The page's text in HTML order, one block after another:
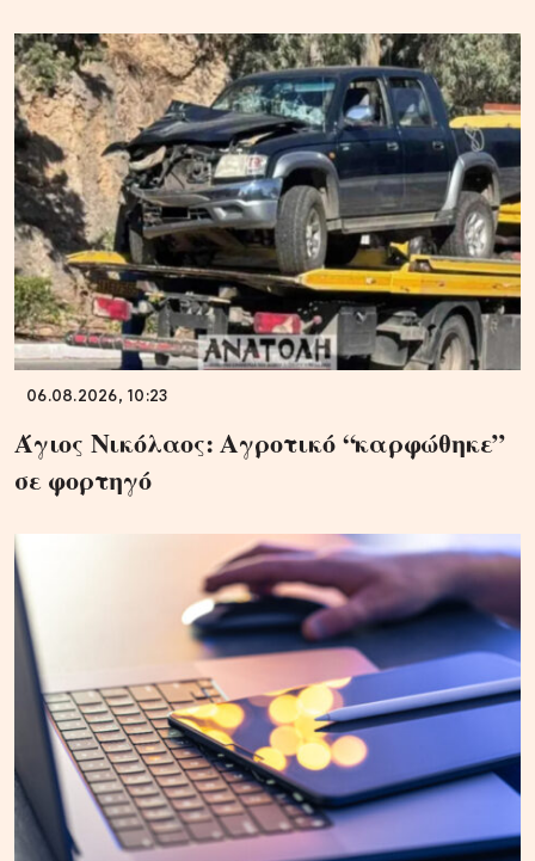
06.08.2026, 10:23
Άγιος Νικόλαος: Αγροτικό “καρφώθηκε”
σε φορτηγό